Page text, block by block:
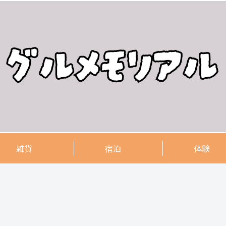
雑貨 宿泊 体験